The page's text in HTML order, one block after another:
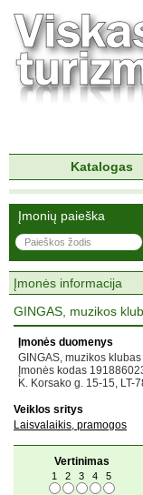
Katalogas
Įmonių paieška
Įmonės informacija
GINGAS, muzikos
Įmonės duomenys
GINGAS, muzikos klubas
Įmonės kodas
K. Korsako g. 15-15, LT-
Veiklos sritys
Laisvalaikis, pramogos
Vertinimas
1 2 3 4 5